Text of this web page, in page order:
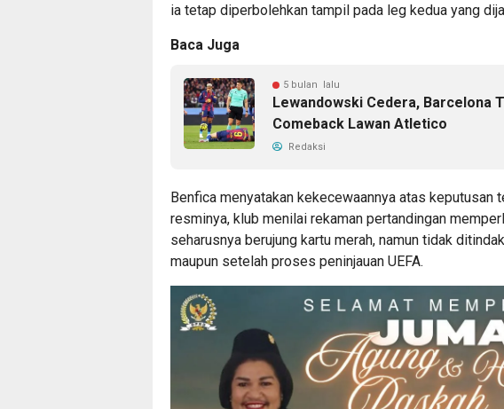
ia tetap diperbolehkan tampil pada leg kedua yang
Baca Juga
5 bulan lalu
Lewandowski Cedera, Barcelona
Comeback Lawan Atletico
Redaksi
Benfica menyatakan kekecewaannya atas keputusan
resminya, klub menilai rekaman pertandingan
seharusnya berujung kartu merah, namun tidak
maupun setelah proses peninjauan UEFA.